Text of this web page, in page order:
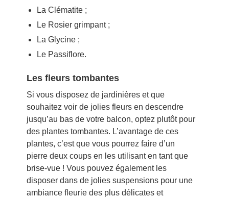
La Clématite ;
Le Rosier grimpant ;
La Glycine ;
Le Passiflore.
Les fleurs tombantes
Si vous disposez de jardinières et que
souhaitez voir de jolies fleurs en descendre
jusqu’au bas de votre balcon, optez plutôt pour
des plantes tombantes. L’avantage de ces
plantes, c’est que vous pourrez faire d’un
pierre deux coups en les utilisant en tant que
brise-vue ! Vous pouvez également les
disposer dans de jolies suspensions pour une
ambiance fleurie des plus délicates et